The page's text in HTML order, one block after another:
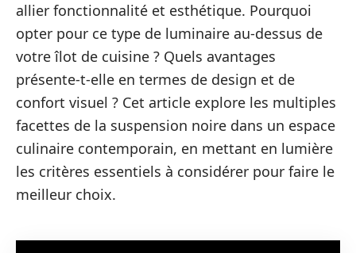
allier fonctionnalité et esthétique. Pourquoi
opter pour ce type de luminaire au-dessus de
votre îlot de cuisine ? Quels avantages
présente-t-elle en termes de design et de
confort visuel ? Cet article explore les multiples
facettes de la suspension noire dans un espace
culinaire contemporain, en mettant en lumière
les critères essentiels à considérer pour faire le
meilleur choix.